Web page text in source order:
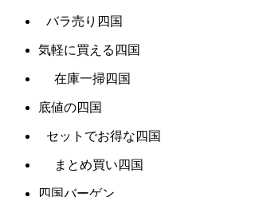
バラ売り四国
気軽に買える四国
在庫一掃四国
底値の四国
セットでお得な四国
まとめ買い四国
四国バーゲン